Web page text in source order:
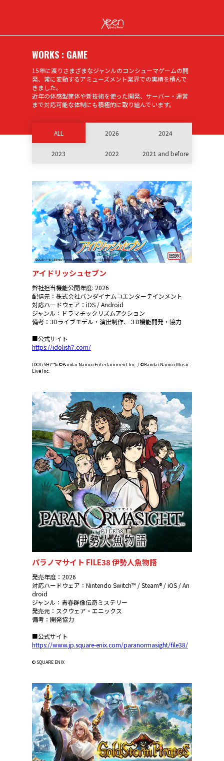
WORKS : GAME
15年に渡りさまざまなジャンルのコンシューマゲームの開
発、常に変動するアミューズメント業界での実績を積んで
きました。
近年の体感型筐体や新技術を使った開発、サーバー・運営
まで対応可能な体制にも積極的に取り組んでいます。
ALL 2026 2024
2023 2022 2021 and before
アイドリッシュセブン
弊社担当機能公開年度: 2026
配信元：株式会社バンダイナムコエンターテインメント
対応ハードウェア：iOS / Android
ジャンル：ドラマチックリズムアクション
備考：3Dライブモデル・演出制作、３D機能開発・協力
■公式サイト
https://idolish7.com/
IDOLiSH7™& ©Bandai Namco Entertainment Inc. / ©Bandai Namco Music
Live Inc.
パラノマサイト FILE38 伊勢人魚物語
発売年度：2026
対応ハードウェア：Nintendo Switch™ / Steam® / iOS / An
droid
ジャンル：青春群像伝奇ミステリー
発売元：スクウェア・エニックス
備考：開発協力
■公式サイト
https://www.jp.square-enix.com/paranormasight/file38/
© SQUARE ENIX